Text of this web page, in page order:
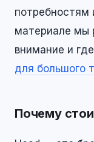
потребностям
материале мы
внимание и
для большого
Почему